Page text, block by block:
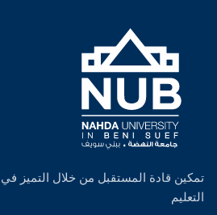
صور الكلية
جداول الكلية
الدراسات العليا
تمكين قادة المستقبل من خلال التميز في
التعليم